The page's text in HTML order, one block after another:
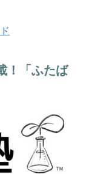
！「ふたば